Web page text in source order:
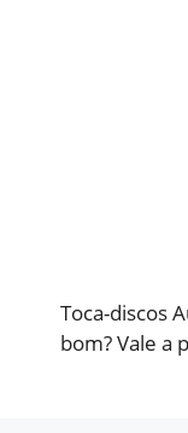
Toca-discos
bom? Vale a